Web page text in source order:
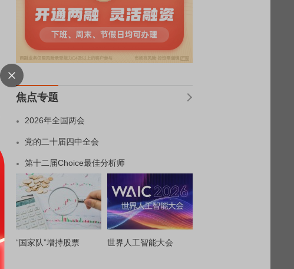
焦点专题
2026年全国两会
党的二十届四中全会
第十二届Choice最佳分析师
“国家队”增持股票 世界人工智能大会